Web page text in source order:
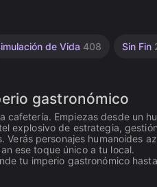
de Vida 408 Sin Fin
gastronómico
Empiezas desde un
explosivo de estrategia,
personajes humanoides
ese toque único a tu local.
tu imperio gastronómico